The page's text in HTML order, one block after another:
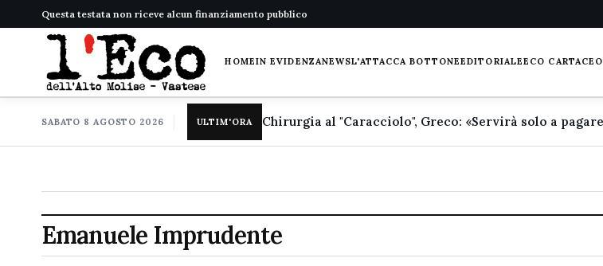
Questa testata non riceve alcun finanziamento pubblico
HOMEIN EVIDENZANEWSL'ATTACCA BOTTONEEDITORIALEECO CARTACEO
SABATO 8 AGOSTO 2026 ULTIM'ORA
Emanuele Imprudente